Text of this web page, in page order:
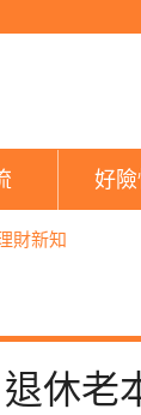
好
財新知
休老